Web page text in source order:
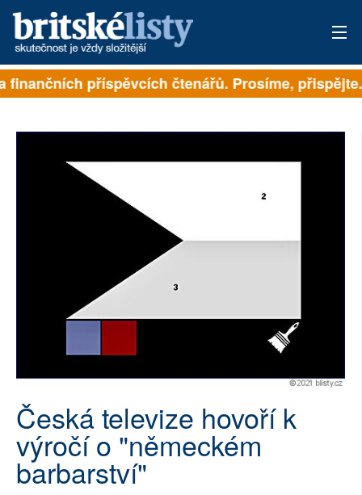
PŘIHLÁSIT
NEJČTENĚJŠÍ ZA 7 DNÍ
SOCIÁLNÍ SÍTĚ
RUBRIKY
PLNÁ VERZE STRÁNEK
příspěvcích čtenářů. Prosíme, přispějte.
Česká televize hovoří k
výročí o "německém
barbarství"